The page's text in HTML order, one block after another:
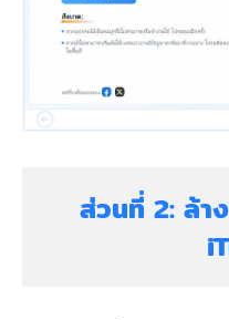
ส่วนที่ 2: ล้า